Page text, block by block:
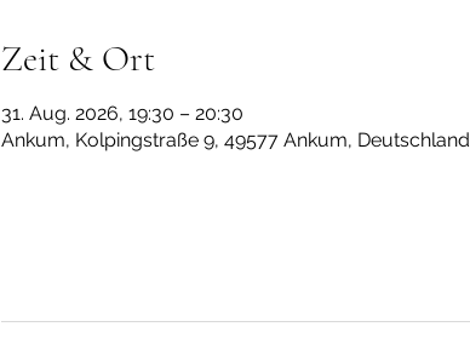
Zeit & Ort
31. Aug. 2026, 19:30 – 20:30
Ankum, Kolpingstraße 9, 49577 Ankum, Deutschland